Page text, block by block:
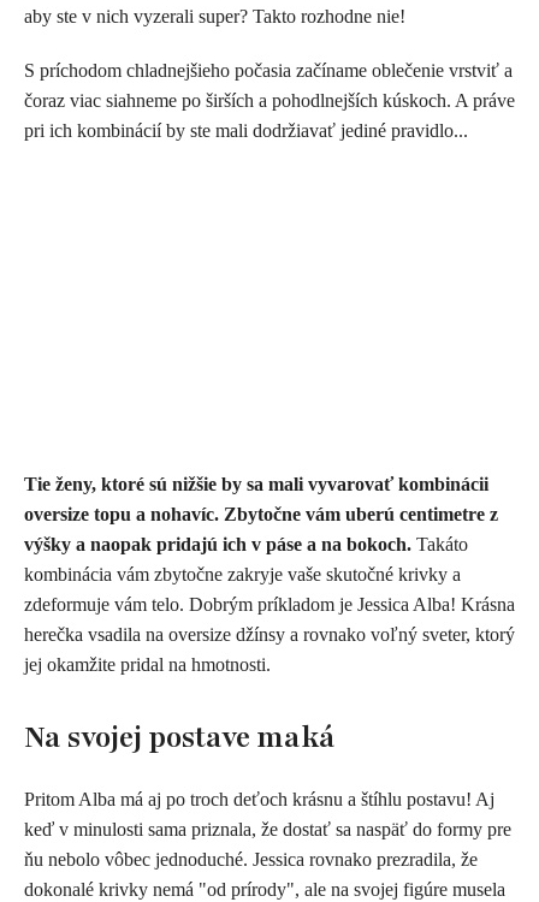
aby ste v nich vyzerali super? Takto rozhodne nie!
S príchodom chladnejšieho počasia začíname oblečenie vrstviť a
čoraz viac siahneme po širších a pohodlnejších kúskoch. A práve
pri ich kombinácií by ste mali dodržiavať jediné pravidlo...
Tie ženy, ktoré sú nižšie by sa mali vyvarovať kombinácii
oversize topu a nohavíc. Zbytočne vám uberú centimetre z
výšky a naopak pridajú ich v páse a na bokoch. Takáto
kombinácia vám zbytočne zakryje vaše skutočné krivky a
zdeformuje vám telo. Dobrým príkladom je Jessica Alba! Krásna
herečka vsadila na oversize džínsy a rovnako voľný sveter, ktorý
jej okamžite pridal na hmotnosti.
Na svojej postave maká
Pritom Alba má aj po troch deťoch krásnu a štíhlu postavu! Aj
keď v minulosti sama priznala, že dostať sa naspäť do formy pre
ňu nebolo vôbec jednoduché. Jessica rovnako prezradila, že
dokonalé krivky nemá "od prírody", ale na svojej figúre musela